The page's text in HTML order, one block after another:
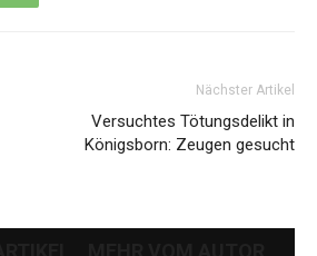
Nächster Artikel
Versuchtes Tötungsdelikt in
Königsborn: Zeugen gesucht